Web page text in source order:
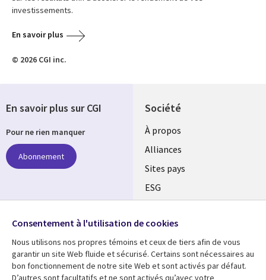
investissements.
En savoir plus
© 2026 CGI inc.
Société
À propos
Alliances
Sites pays
ESG
Fusions
Salle de presse
En savoir plus sur CGI
Pour ne rien manquer
Abonnement
Suivez-nous
Social
Media
Global
Consentement à l'utilisation de cookies
Nous utilisons nos propres témoins et ceux de tiers afin de vous
garantir un site Web fluide et sécurisé. Certains sont nécessaires au
bon fonctionnement de notre site Web et sont activés par défaut.
D’autres sont facultatifs et ne sont activés qu’avec votre